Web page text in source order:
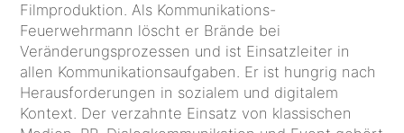
Filmproduktion. Als Kommunikations-
Feuerwehrmann löscht er Brände bei
Veränderungsprozessen und ist Einsatzleiter in
allen Kommunikationsaufgaben. Er ist hungrig nach
Herausforderungen in sozialem und digitalem
Kontext. Der verzahnte Einsatz von klassischen